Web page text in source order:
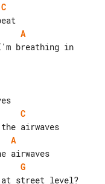
C
A
breathing in
C
A
G